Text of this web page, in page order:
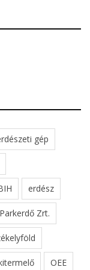
gép
erdész
Zrt.
OEE